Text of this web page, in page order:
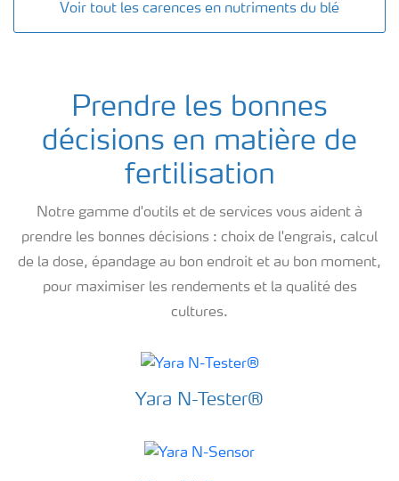
Voir tout les carences en nutriments du blé
Prendre les bonnes
décisions en matière de
fertilisation
Notre gamme d'outils et de services vous aident à
prendre les bonnes décisions : choix de l'engrais, calcul
de la dose, épandage au bon endroit et au bon moment,
pour maximiser les rendements et la qualité des
cultures.
Yara N-Tester®